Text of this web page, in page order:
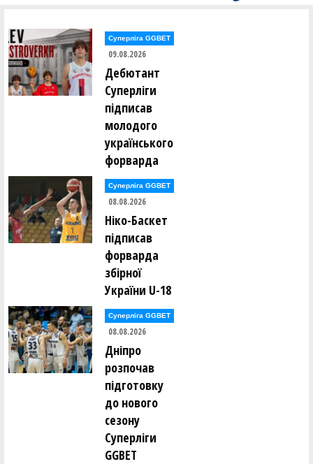
Суперліга GGBET
09.08.2026
Дебютант
Суперліги
підписав
молодого
українського
форварда
Суперліга GGBET
08.08.2026
Ніко-Баскет
підписав
форварда
збірної
України U-18
Суперліга GGBET
08.08.2026
Дніпро
розпочав
підготовку
до нового
сезону
Суперліги
GGBET